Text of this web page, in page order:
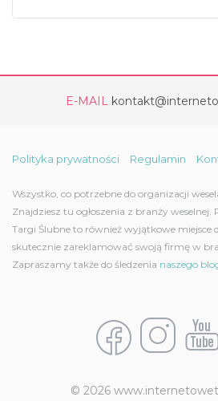
E-MAIL
Polityka prywatności Regulamin
Wszystko, co potrzebne do organizacji
Znajdziesz tu ogłoszenia z branży
Targi Ślubne to również wyjątkowe miejsce
skutecznie zareklamować swoją firmę w
Zapraszamy także do śledzenia naszego
© 2026